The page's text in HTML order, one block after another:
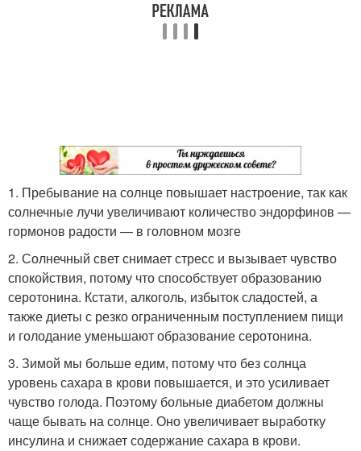
1. Пребывание на солнце повышает настроение, так как
солнечные лучи увеличивают количество эндорфинов —
гормонов радости — в головном мозге
2. Солнечный свет снимает стресс и вызывает чувство
спокойствия, потому что способствует образованию
серотонина. Кстати, алкоголь, избыток сладостей, а
также диеты с резко ограниченным поступлением пищи
и голодание уменьшают образование серотонина.
3. Зимой мы больше едим, потому что без солнца
уровень сахара в крови повышается, и это усиливает
чувство голода. Поэтому больные диабетом должны
чаще бывать на солнце. Оно увеличивает выработку
инсулина и снижает содержание сахара в крови.